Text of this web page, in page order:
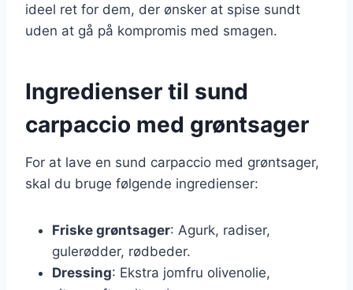
ideel ret for dem, der ønsker at spise sundt
uden at gå på kompromis med smagen.
Ingredienser til sund
carpaccio med grøntsager
For at lave en sund carpaccio med grøntsager,
skal du bruge følgende ingredienser:
Friske grøntsager: Agurk, radiser,
gulerødder, rødbeder.
Dressing: Ekstra jomfru olivenolie,